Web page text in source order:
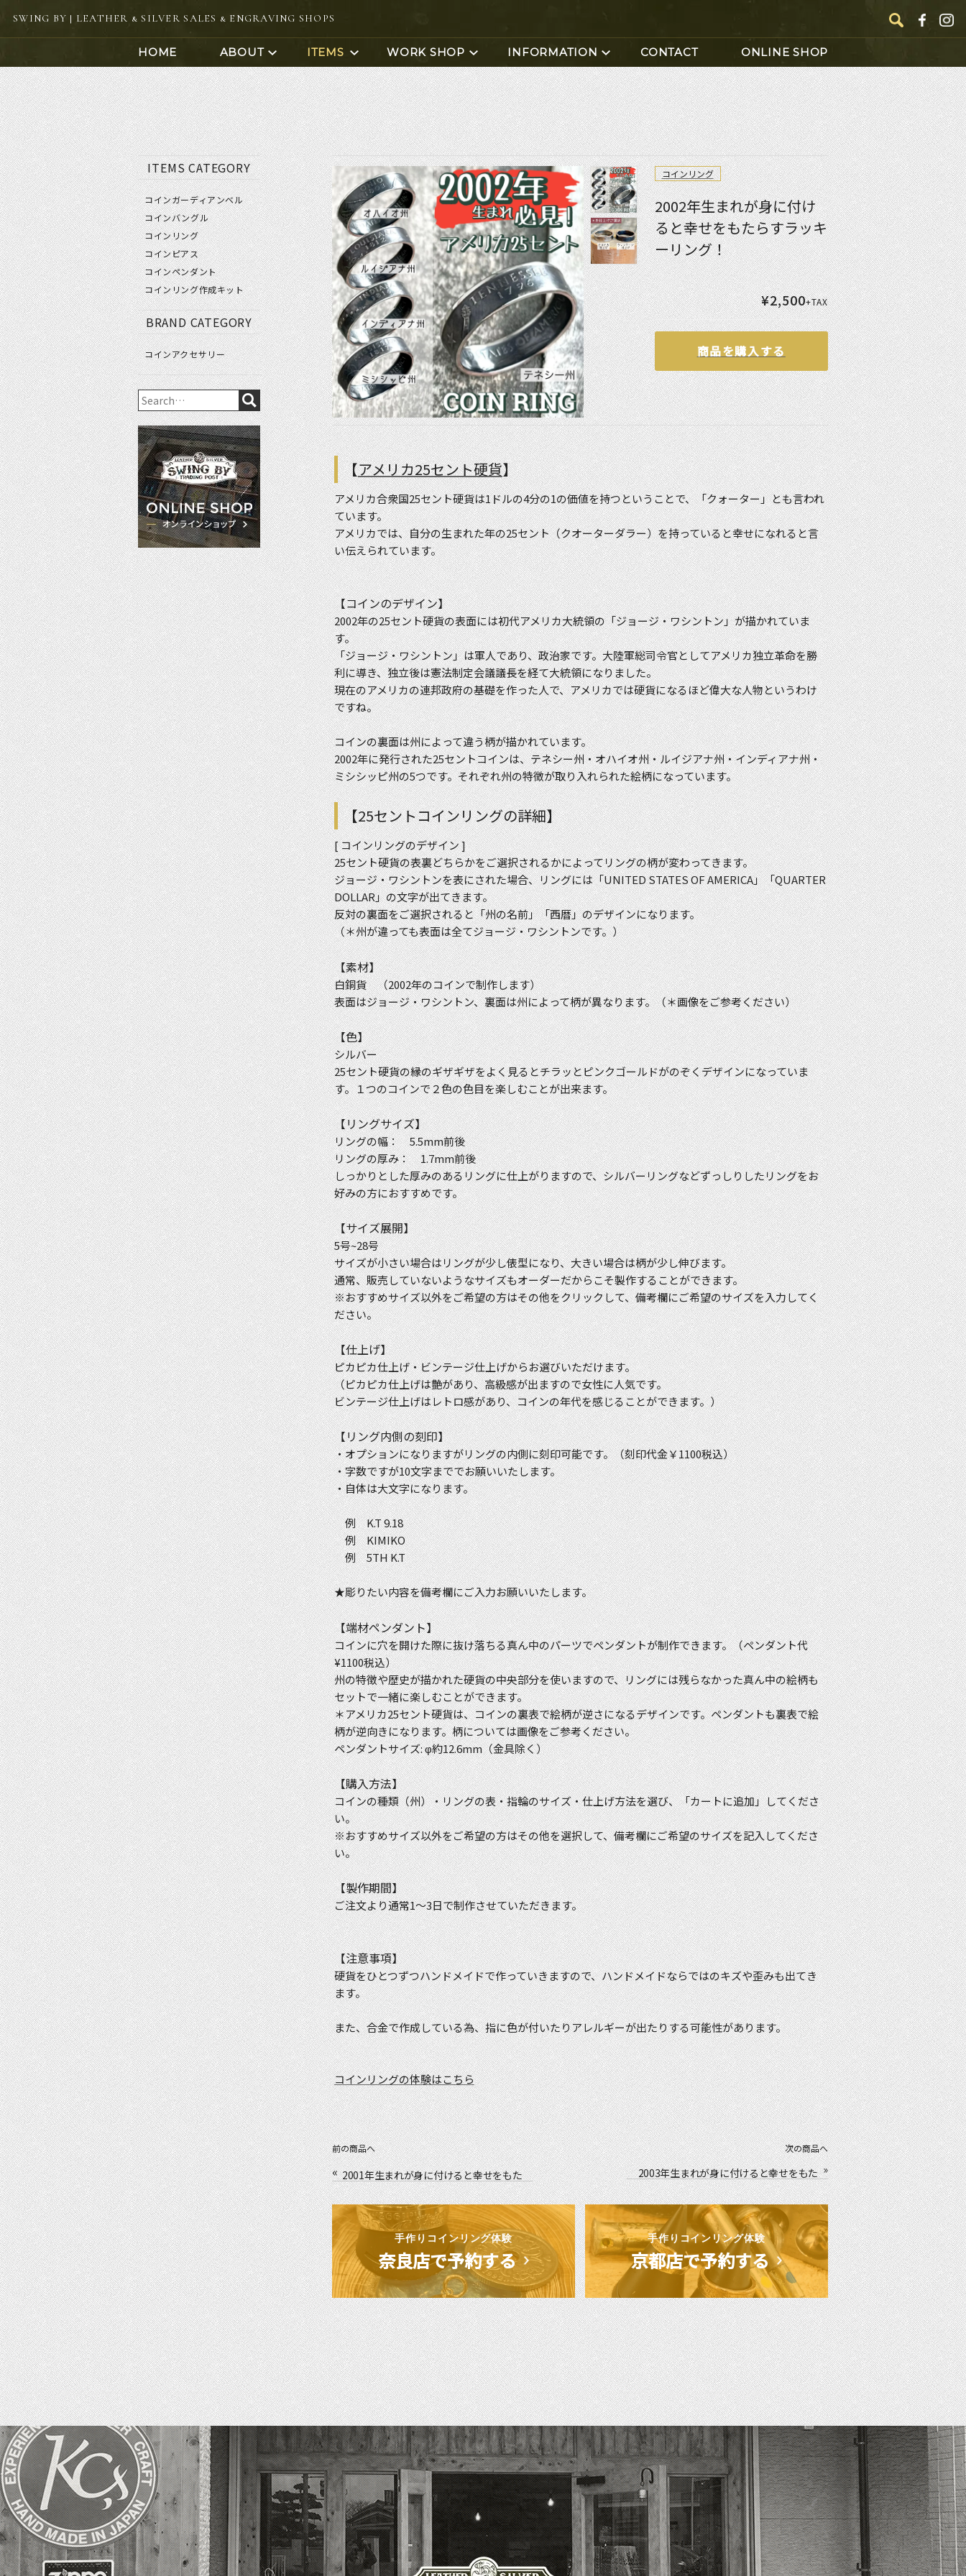
HOME ABOUT ITEMS
コインアクセサリー
コインガーディアンベル
コインバングル
コインリング
コインピアス
コインペンダント
コインリング作成キット
WORK SHOP
コインリング体験 銀版リング体験 バングル体験
一番人気♪１枚のコインで
リング＆ペンダント体験！
リング＆ペンダント体験
コインバングル体験
INFORMATION CONTACT ONLINE SHOP
SWING BY | LEATHER & SILVER SALES & ENGRAVING SHOPS
コインリング
2002年生まれが身に付け
ると幸せをもたらすラッキ
ーリング！
¥2,500+TAX
商品を購入する
【アメリカ25セント硬貨】
アメリカ合衆国25セント硬貨は1ドルの4分の1の価値を持つということで、「クォーター」とも言われ
ています。
アメリカでは、自分の生まれた年の25セント（クオーターダラー）を持っていると幸せになれると言
い伝えられています。
【コインのデザイン】
2002年の25セント硬貨の表面には初代アメリカ大統領の「ジョージ・ワシントン」が描かれていま
す。
「ジョージ・ワシントン」は軍人であり、政治家です。大陸軍総司令官としてアメリカ独立革命を勝
利に導き、独立後は憲法制定会議議長を経て大統領になりました。
現在のアメリカの連邦政府の基礎を作った人で、アメリカでは硬貨になるほど偉大な人物というわけ
ですね。
コインの裏面は州によって違う柄が描かれています。
2002年に発行された25セントコインは、テネシー州・オハイオ州・ルイジアナ州・インディアナ州・
ミシシッピ州の5つです。それぞれ州の特徴が取り入れられた絵柄になっています。
【25セントコインリングの詳細】
[ コインリングのデザイン ]
25セント硬貨の表裏どちらかをご選択されるかによってリングの柄が変わってきます。
ジョージ・ワシントンを表にされた場合、リングには「UNITED STATES OF AMERICA」「QUARTER
DOLLAR」の文字が出てきます。
反対の裏面をご選択されると「州の名前」「西暦」のデザインになります。
（＊州が違っても表面は全てジョージ・ワシントンです。）
【素材】
白銅貨 （2002年のコインで制作します）
表面はジョージ・ワシントン、裏面は州によって柄が異なります。（＊画像をご参考ください）
【色】
シルバー
25セント硬貨の縁のギザギザをよく見るとチラッとピンクゴールドがのぞくデザインになっていま
す。１つのコインで２色の色目を楽しむことが出来ます。
【リングサイズ】
リングの幅： 5.5mm前後
リングの厚み： 1.7mm前後
しっかりとした厚みのあるリングに仕上がりますので、シルバーリングなどずっしりしたリングをお
好みの方におすすめです。
【サイズ展開】
5号~28号
サイズが小さい場合はリングが少し俵型になり、大きい場合は柄が少し伸びます。
通常、販売していないようなサイズもオーダーだからこそ製作することができます。
※おすすめサイズ以外をご希望の方はその他をクリックして、備考欄にご希望のサイズを入力してく
ださい。
【仕上げ】
ピカピカ仕上げ・ビンテージ仕上げからお選びいただけます。
（ピカピカ仕上げは艶があり、高級感が出ますので女性に人気です。
ビンテージ仕上げはレトロ感があり、コインの年代を感じることができます。）
【リング内側の刻印】
・オプションになりますがリングの内側に刻印可能です。（刻印代金￥1100税込）
・字数ですが10文字まででお願いいたします。
・自体は大文字になります。
例 K.T 9.18
例 KIMIKO
例 5TH K.T
★彫りたい内容を備考欄にご入力お願いいたします。
【端材ペンダント】
コインに穴を開けた際に抜け落ちる真ん中のパーツでペンダントが制作できます。（ペンダント代
¥1100税込）
州の特徴や歴史が描かれた硬貨の中央部分を使いますので、リングには残らなかった真ん中の絵柄も
セットで一緒に楽しむことができます。
＊アメリカ25セント硬貨は、コインの裏表で絵柄が逆さになるデザインです。ペンダントも裏表で絵
柄が逆向きになります。柄については画像をご参考ください。
ペンダントサイズ: φ約12.6mm（金具除く）
【購入方法】
コインの種類（州）・リングの表・指輪のサイズ・仕上げ方法を選び、「カートに追加」してくださ
い。
※おすすめサイズ以外をご希望の方はその他を選択して、備考欄にご希望のサイズを記入してくださ
い。
【製作期間】
ご注文より通常1〜3日で制作させていただきます。
【注意事項】
硬貨をひとつずつハンドメイドで作っていきますので、ハンドメイドならではのキズや歪みも出てき
ます。
また、合金で作成している為、指に色が付いたりアレルギーが出たりする可能性があります。
コインリングの体験はこちら
前の商品へ
« 2001年生まれが身に付けると幸せをもた
らすラッキーリング！
次の商品へ
2003年生まれが身に付けると幸せをもた
らすラッキーリング！
»
手作りコインリング体験
奈良店で予約する
手作りコインリング体験
京都店で予約する
ITEMS CATEGORY
コインガーディアンベル
コインバングル
コインリング
コインピアス
コインペンダント
コインリング作成キット
BRAND CATEGORY
コインアクセサリー